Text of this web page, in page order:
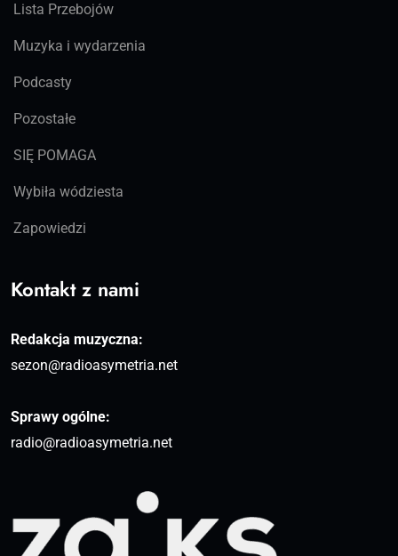
Lista Przebojów
Muzyka i wydarzenia
Podcasty
Pozostałe
SIĘ POMAGA
Wybiła wódziesta
Zapowiedzi
Kontakt z nami
Redakcja muzyczna:
sezon@radioasymetria.net
Sprawy ogólne:
radio@radioasymetria.net